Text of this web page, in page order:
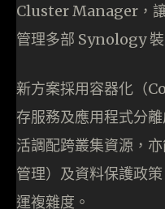
Cluster Manager，
管理多部 Synology 裝
新方案採用容器化（
存服務及應用程式分
活調配跨叢集資源，
管理）及資料保護政
運複雜度。